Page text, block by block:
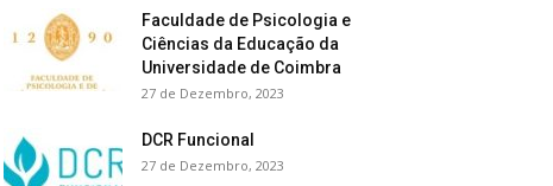
Faculdade de Psicologia e
Ciências da Educação da
Universidade de Coimbra
27 de Dezembro, 2023
DCR Funcional
27 de Dezembro, 2023